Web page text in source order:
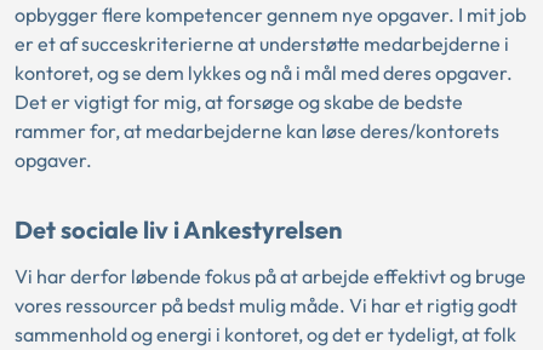
opbygger flere kompetencer gennem nye opgaver. I mit job
er et af succeskriterierne at understøtte medarbejderne i
kontoret, og se dem lykkes og nå i mål med deres opgaver.
Det er vigtigt for mig, at forsøge og skabe de bedste
rammer for, at medarbejderne kan løse deres/kontorets
opgaver.
Det sociale liv i Ankestyrelsen
Vi har derfor løbende fokus på at arbejde effektivt og bruge
vores ressourcer på bedst mulig måde. Vi har et rigtig godt
sammenhold og energi i kontoret, og det er tydeligt, at folk